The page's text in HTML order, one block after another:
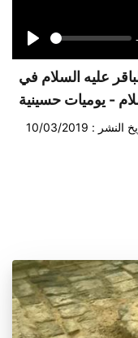
Seek
عليه السلام في
- يوميات حسينية
النشر : 10/03/2019